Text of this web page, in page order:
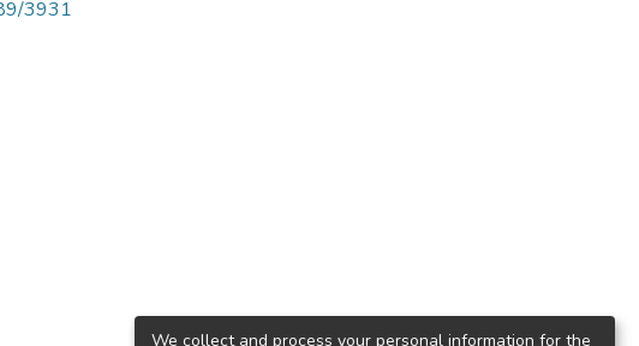
3931
We collect and process your personal information for the